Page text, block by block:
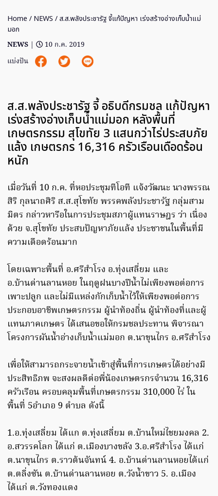
Home / NEWS / ส.ส.พลังประชารัฐ จี้แก้ปัญหา เร่งสร้างอ่างเก็บน้ำแม่
มอก
NEWS |
10 ก.ค. 2019
แบ่งปัน
ส.ส.พลังประชารัฐ จี้ อธิบดีกรมชล แก้ปัญหา
เร่งสร้างอ่างเก็บน้ำแม่มอก หลังพื้นที่
เกษตรกรรม สุโขทัย 3 แสนกว่าไร่ประสบภัย
แล้ง เกษตรกร 16,316 ครัวเรือนเดือดร้อน
หนัก
เมื่อวันที่ 10 ก.ค. ที่หอประชุมทีโอที แจ้งวัฒนะ นางพรรณ
สิริ กุลนาถศิริ ส.ส.สุโขทัย พรรคพลังประชารัฐ กลุ่มสาม
มิตร กล่าวหารือในการประชุมสภาผู้แทนราษฎร ว่า เนื่อง
ด้วย จ.สุโขทัย ประสบปัญหาภัยแล้ง ประชาชนในพื้นที่มี
ความเดือดร้อนมาก
โดยเฉพาะพื้นที่ อ.ศรีสำโรง อ.ทุ่งเสลี่ยม และ
อ.บ้านด่านลานหอย ในฤดูฝนบางปีน้ำไม่เพียงพอต่อการ
เพาะปลูก และไม่มีแหล่งกักเก็บน้ำไว้ให้เพียงพอต่อการ
ประกอบอาชีพเกษตรกรรม ผู้นำท้องถิ่น ผู้นำท้องที่และผู้
แทนภาคเกษตร ได้เสนอขอให้กรมชลประทาน พิจารณา
โครงการผันน้ำอ่างเก็บน้ำแม่มอก ต.นาขุนไกร อ.ศรีสำโรง
เพื่อให้สามารถกระจายน้ำเข้าสู่พื้นที่การเกษตรได้อย่างมี
ประสิทธิภพ จะสงผลดีต่อพี่น้องเกษตรกรจำนวน 16,316
ครัวเรือน ครอบคลุมพื้นที่เกษตรกรรม 310,000 ไร่ ใน
พื้นที่ 5อำเภอ 9 ตำบล ดังนี้
1.อ.ทุ่งเสลี่ยม ได้แก ต.ทุ่งเสลี่ยม ต.บ้านใหม่ไชยมงคล 2.
อ.สวรรคโลก ได้แก่ ต.เมืองบางขลัง 3.อ.ศรีสำโรง ได้แก่
ต.นาขุนไกร ต.ราวต้นจันทน์ 4. อ.บ้านด่านลานหอยได้แก่
ต.ตลิ่งซัน ต.บ้านด่านลานหอย ต.วังน้ำขาว 5. อ.เมือง
ได้แก่ ต.วังทองแดง